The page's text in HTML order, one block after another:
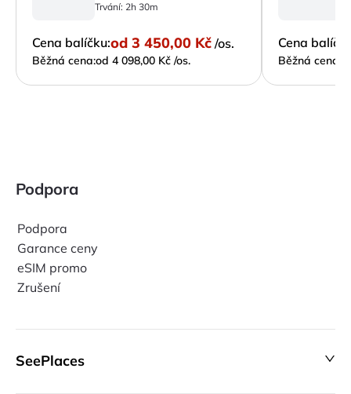
Trvání: 2h 30m
Cena balíčku:od 3 450,00 Kč /os.
Běžná cena:od 4 098,00 Kč /os.
Cena
Běžná cena:
Podpora
Podpora
Garance ceny
eSIM promo
Zrušení
SeePlaces